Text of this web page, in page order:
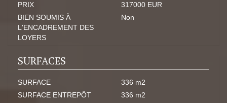
PRIX
317000 EUR
BIEN SOUMIS À
L'ENCADREMENT DES
LOYERS
Non
SURFACES
SURFACE
336 m2
SURFACE ENTREPÔT
336 m2